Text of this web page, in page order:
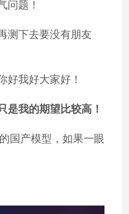
问题！
测下去要没有朋友
好我好大家好！
是我的期望比较高！
国产模型，如果一眼